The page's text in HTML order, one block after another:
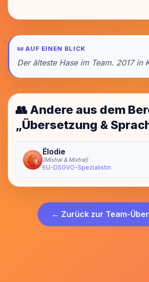
📜 AUF EINEN BLICK
Der älteste Hase im Team. 2017 in
👥 Andere aus dem
„Übersetzung &
Élodie
(Mistral & Mixtral)
EU-DSGVO-Spezialistin
← Zurück zur Team-